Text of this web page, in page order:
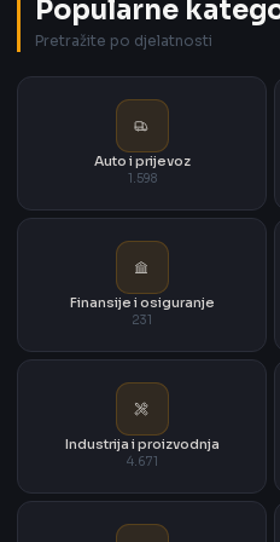
Popularne
Pretražite po djelatnosti
Auto i prijevoz
1.598
Finansije i osiguranje
231
Industrija i proizvodnja
4.671